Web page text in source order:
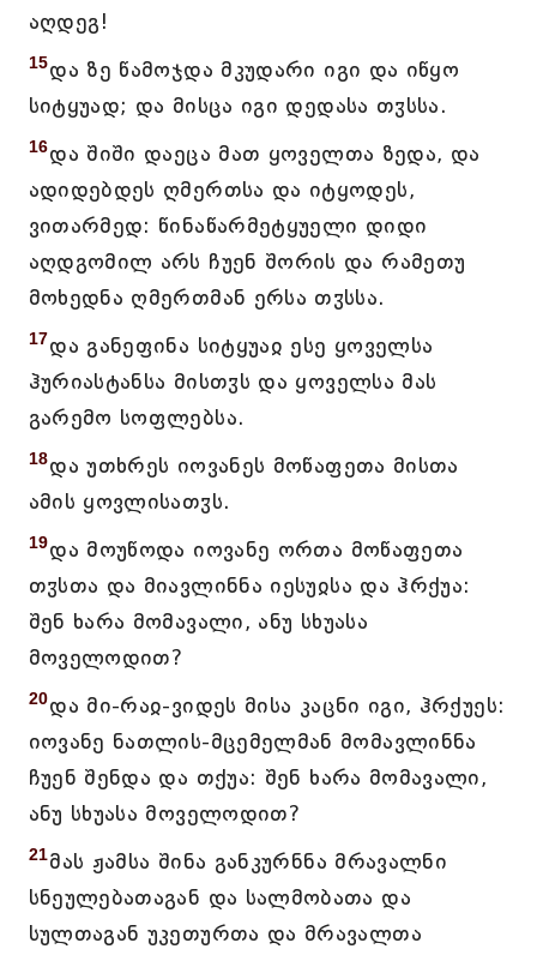
აღდეგ!
15და ზე წამოჯდა მკუდარი იგი და იწყო
სიტყუად; და მისცა იგი დედასა თჳსსა.
16და შიში დაეცა მათ ყოველთა ზედა, და
ადიდებდეს ღმერთსა და იტყოდეს,
ვითარმედ: წინაწარმეტყუელი დიდი
აღდგომილ არს ჩუენ შორის და რამეთუ
მოხედნა ღმერთმან ერსა თჳსსა.
17და განეფინა სიტყუაჲ ესე ყოველსა
ჰურიასტანსა მისთჳს და ყოველსა მას
გარემო სოფლებსა.
18და უთხრეს იოვანეს მოწაფეთა მისთა
ამის ყოვლისათჳს.
19და მოუწოდა იოვანე ორთა მოწაფეთა
თჳსთა და მიავლინნა იესუჲსა და ჰრქუა:
შენ ხარა მომავალი, ანუ სხუასა
მოველოდით?
20და მი-რაჲ-ვიდეს მისა კაცნი იგი, ჰრქუეს:
იოვანე ნათლის-მცემელმან მომავლინნა
ჩუენ შენდა და თქუა: შენ ხარა მომავალი,
ანუ სხუასა მოველოდით?
21მას ჟამსა შინა განკურნნა მრავალნი
სნეულებათაგან და სალმობათა და
სულთაგან უკეთურთა და მრავალთა